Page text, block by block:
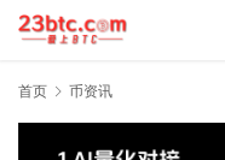
首页 币资讯